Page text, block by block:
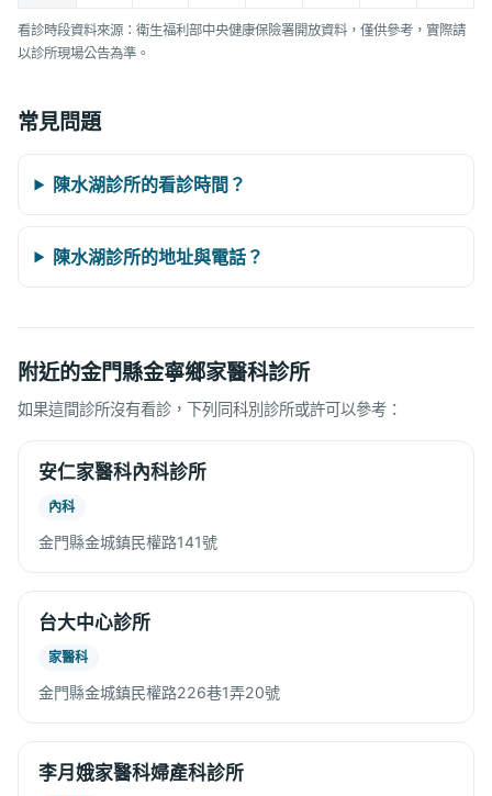
看診時段資料來源：衛生福利部中央健康保險署開放資料，僅供參考，實際請
以診所現場公告為準。
常見問題
陳水湖診所的看診時間？
陳水湖診所的地址與電話？
附近的金門縣金寧鄉家醫科診所
如果這間診所沒有看診，下列同科別診所或許可以參考：
安仁家醫科內科診所
內科
金門縣金城鎮民權路141號
台大中心診所
家醫科
金門縣金城鎮民權路226巷1弄20號
李月娥家醫科婦產科診所